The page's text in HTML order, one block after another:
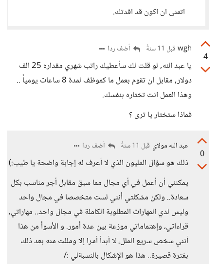
اتمنى ان اكون قد افدتك.
4
wgh قبل 11 سنةً أضف ردا
يا عبد الله, لو قلت لك سأعطيك راتب شهري مقداره 25 الف
دولار, مقابل ان تقوم بعمل ما كموظف لمدة 8 ساعات يومياً ..
وهذا العمل انت تختاره بنفسك.
فماذا ستختار يا ترى ؟
0
عبد الله مولاي قبل 11 سنةً أضف ردا
ذلك هو سؤال المليون الذي لا أعرف له إجابة واضحة يا طيب:)
يمكنني أن أعمل في أي مجال مما سبق مقابل أجر مناسب بكل
سعادة.. ولكن مشكلتي أنني لست متخصصا في مجال واحد
وليس لدي المهارات المطلوبة الكاملة في مجال واحد.. مهاراتي،
قراءاتي، وإهتماماتي موزعة بين عدة أمور. و الأسوأ من هذا
أنني شخص سريع الملل، لا أبدأ أمرا إلا ومللت منه بعد ذلك
بفترة قصيرة.. هذا هو الإشكال بالنسبةلي :/